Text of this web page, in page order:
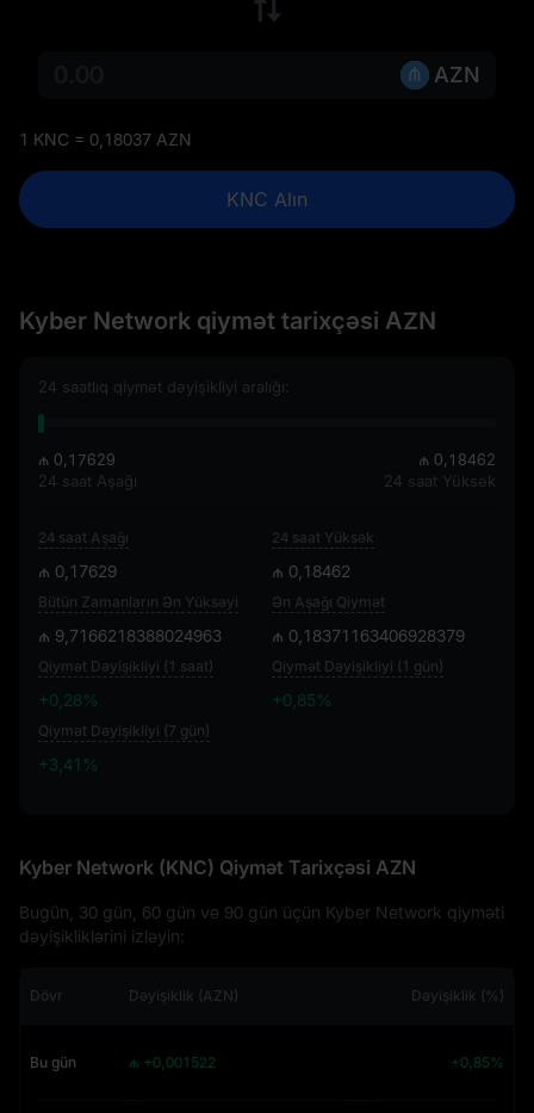
AZN
1 KNC = 0,18037 AZN
KNC Alın
Kyber Network qiymət tarixçəsi AZN
24 saatlıq qiymət dəyişikliyi aralığı:
₼ 0,17629
24 saat Aşağı
₼ 0,18462
24 saat Yüksək
24 saat Aşağı
₼ 0,17629
24 saat Yüksək
₼ 0,18462
Bütün Zamanların Ən Yüksəyi
₼ 9,7166218388024963
Ən Aşağı Qiymət
₼ 0,18371163406928379
Qiymət Dəyişikliyi (1 saat)
+0,28%
Qiymət Dəyişikliyi (1 gün)
+0,85%
Qiymət Dəyişikliyi (7 gün)
+3,41%
Kyber Network (KNC) Qiymət Tarixçəsi AZN
Bugün, 30 gün, 60 gün ve 90 gün üçün Kyber Network qiyməti
dəyişikliklərini izləyin:
Dövr Dəyişiklik (AZN) Dəyişiklik (%)
Bu gün ₼ +0,001522 +0,85%